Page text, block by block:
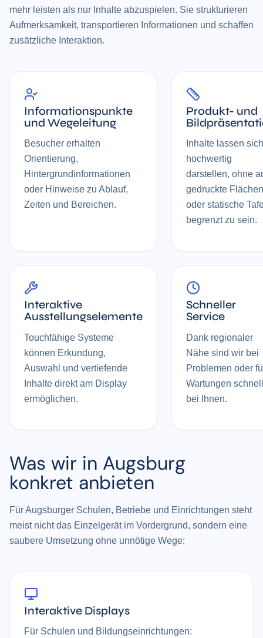
mehr leisten als nur Inhalte abzuspielen. Sie strukturieren
Aufmerksamkeit, transportieren Informationen und schaffen
zusätzliche Interaktion.
Informationspunkte
und Wegeleitung
Besucher erhalten
Orientierung,
Hintergrundinformationen
oder Hinweise zu Ablauf,
Zeiten und Bereichen.
Produkt- und
Inhalte lassen sich
hochwertig
darstellen, ohne
gedruckte Flächen
oder statische
begrenzt zu sein.
Interaktive
Ausstellungselemente
Touchfähige Systeme
können Erkundung,
Auswahl und vertiefende
Inhalte direkt am Display
ermöglichen.
Schneller
Service
Dank regionaler
Nähe sind wir bei
Problemen oder
Wartungen schnell
bei Ihnen.
Was wir in Augsburg
konkret anbieten
Für Augsburger Schulen, Betriebe und Einrichtungen steht
meist nicht das Einzelgerät im Vordergrund, sondern eine
saubere Umsetzung ohne unnötige Wege:
Interaktive Displays
Für Schulen und Bildungseinrichtungen: